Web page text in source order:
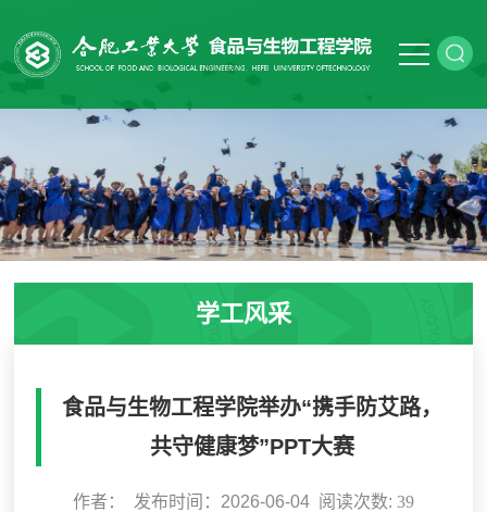
学工风采
食品与生物工程学院举办“携手防艾路，
共守健康梦”PPT大赛
作者： 发布时间：2026-06-04 阅读次数: 39